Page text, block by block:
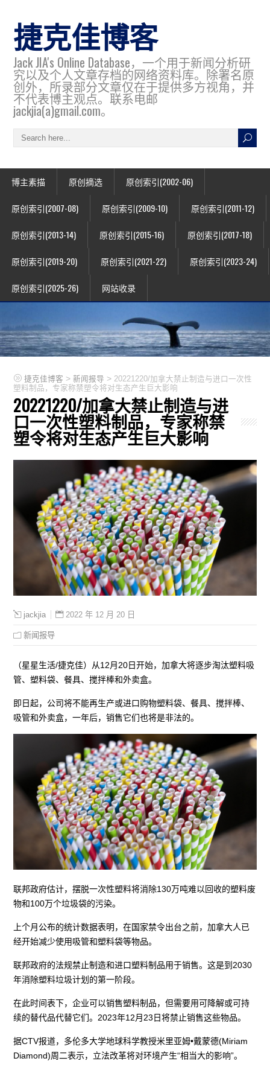
捷克佳博客
Jack JIA's Online Database，一个用于新闻分析研
究以及个人文章存档的网络资料库。除署名原
创外，所录部分文章仅在于提供多方视角，并
不代表博主观点。联系电邮
jackjia(a)gmail.com。
博主素描 原创摘选 原创索引(2002-06)
原创索引(2007-08) 原创索引(2009-10) 原创索引(2011-12)
原创索引(2013-14) 原创索引(2015-16) 原创索引(2017-18)
原创索引(2019-20) 原创索引(2021-22) 原创索引(2023-24)
原创索引(2025-26) 网站收录
捷克佳博客 >新闻报导 > 20221220/加拿大禁止制造与进口一次性
塑料制品，专家称禁塑令将对生态产生巨大影响
20221220/加拿大禁止制造与进
口一次性塑料制品，专家称禁
塑令将对生态产生巨大影响
jackjia 2022 年 12 月 20 日
新闻报导
（星星生活/捷克佳）从12月20日开始，加拿大将逐步淘汰塑料吸
管、塑料袋、餐具、搅拌棒和外卖盒。
即日起，公司将不能再生产或进口购物塑料袋、餐具、搅拌棒、
吸管和外卖盒，一年后，销售它们也将是非法的。
联邦政府估计，摆脱一次性塑料将消除130万吨难以回收的塑料废
物和100万个垃圾袋的污染。
上个月公布的统计数据表明，在国家禁令出台之前，加拿大人已
经开始减少使用吸管和塑料袋等物品。
联邦政府的法规禁止制造和进口塑料制品用于销售。这是到2030
年消除塑料垃圾计划的第一阶段。
在此时间表下，企业可以销售塑料制品，但需要用可降解或可持
续的替代品代替它们。2023年12月23日将禁止销售这些物品。
据CTV报道，多伦多大学地球科学教授米里亚姆•戴蒙德(Miriam
Diamond)周二表示，立法改革将对环境产生“相当大的影响”。